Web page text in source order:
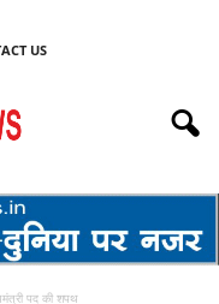
US
पद की शपथ